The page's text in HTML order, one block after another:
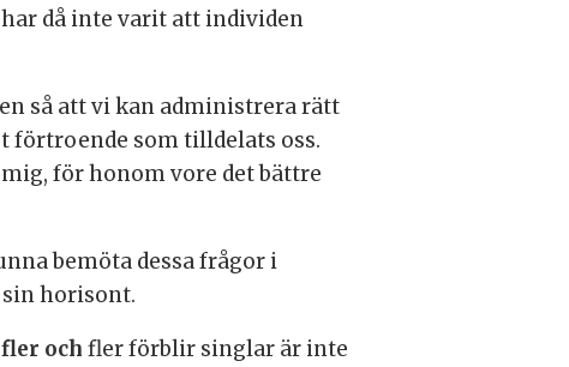
då inte varit att individen
så att vi kan administrera rätt
förtroende som tilldelats oss.
mig, för honom vore det bättre
bemöta dessa frågor i
horisont.
och fler förblir singlar är inte